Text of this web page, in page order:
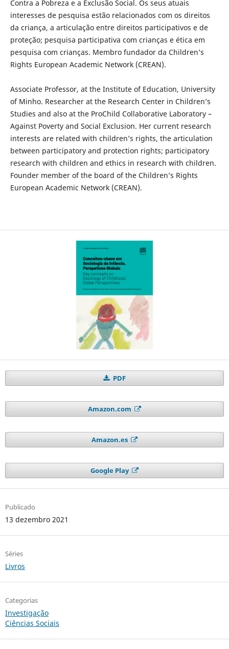
Contra a Pobreza e a Exclusão Social. Os seus atuais
interesses de pesquisa estão relacionados com os direitos
da criança, a articulação entre direitos participativos e de
proteção; pesquisa participativa com crianças e ética em
pesquisa com crianças. Membro fundador da Children’s
Rights European Academic Network (CREAN).
Associate Professor, at the Institute of Education, University
of Minho. Researcher at the Research Center in Children’s
Studies and also at the ProChild Collaborative Laboratory –
Against Poverty and Social Exclusion. Her current research
interests are related with children’s rights, the articulation
between participatory and protection rights; participatory
research with children and ethics in research with children.
Founder member of the board of the Children’s Rights
European Academic Network (CREAN).
PDF
Amazon.com
Amazon.es
Google Play
Publicado
13 dezembro 2021
Séries
Livros
Categorias
Investigação
Ciências Sociais